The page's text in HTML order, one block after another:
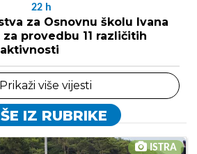
22 h
za Osnovnu školu Ivana
za provedbu 11 različitih
Prikaži više vijesti
IZ RUBRIKE
ISTRA